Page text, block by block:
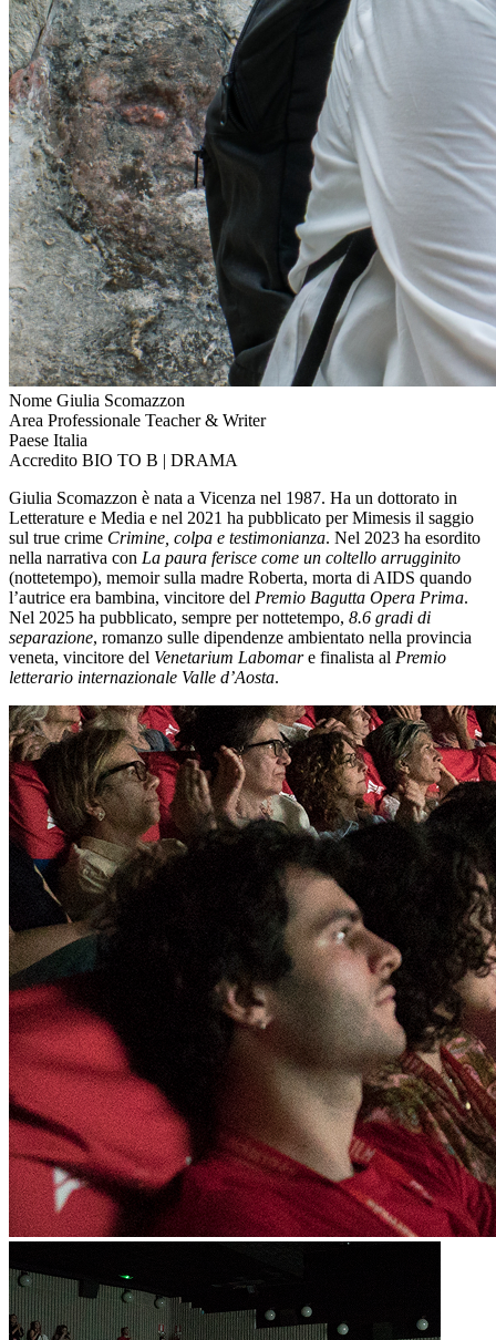
Nome Giulia Scomazzon
Area Professionale Teacher & Writer
Paese Italia
Accredito BIO TO B | DRAMA
Giulia Scomazzon è nata a Vicenza nel 1987. Ha un dottorato in
Letterature e Media e nel 2021 ha pubblicato per Mimesis il saggio
sul true crime Crimine, colpa e testimonianza. Nel 2023 ha esordito
nella narrativa con La paura ferisce come un coltello arrugginito
(nottetempo), memoir sulla madre Roberta, morta di AIDS quando
l’autrice era bambina, vincitore del Premio Bagutta Opera Prima.
Nel 2025 ha pubblicato, sempre per nottetempo, 8.6 gradi di
separazione, romanzo sulle dipendenze ambientato nella provincia
veneta, vincitore del Venetarium Labomare finalista al Premio
letterario internazionale Valle d’Aosta.